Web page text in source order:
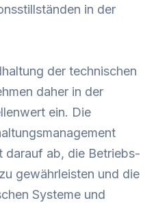
in der
der technischen
daher in der
ein. Die
darauf ab, die Betriebs-
gewährleisten und die
Systeme und